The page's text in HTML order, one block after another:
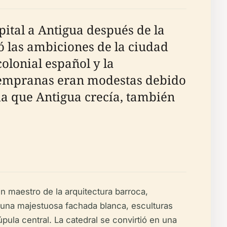
a Antigua después de la
ambiciones de la ciudad
español y la
eran modestas debido
que Antigua crecía, también
maestro de la arquitectura barroca,
majestuosa fachada blanca, esculturas
central. La catedral se convirtió en una